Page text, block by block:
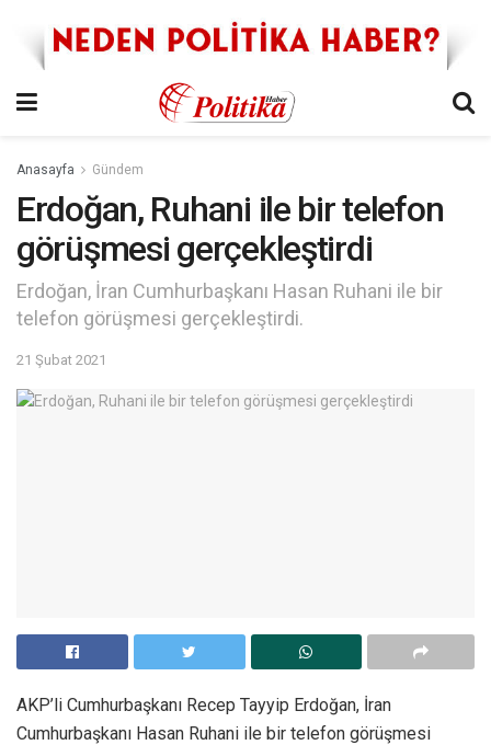
Anasayfa Gündem
Erdoğan, Ruhani ile bir telefon
görüşmesi gerçekleştirdi
Erdoğan, İran Cumhurbaşkanı Hasan Ruhani ile bir
telefon görüşmesi gerçekleştirdi.
21 Şubat 2021
AKP’li Cumhurbaşkanı Recep Tayyip Erdoğan, İran
Cumhurbaşkanı Hasan Ruhani ile bir telefon görüşmesi